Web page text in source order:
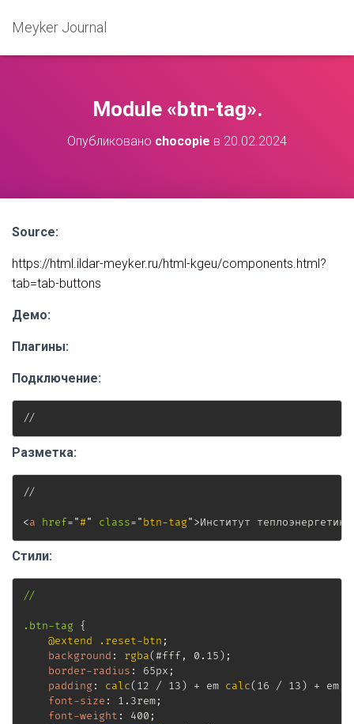
Meyker Journal
Module «btn-tag».
Опубликовано chocopie в 20.02.2024
Source:
https://html.ildar-meyker.ru/html-kgeu/components.html?
tab=tab-buttons
Демо:
Плагины:
Подключение:
//
Разметка:
//
<a href="#" class="btn-tag">Институт теплоэнергетики
Стили:
//
.btn-tag
{
@extend .reset-btn ;
background : rgba(#fff , 0.15 ) ;
border-radius : 65px ;
padding: calc( 12 / 13 ) + em calc( 16 / 13 ) + em
font-size : 1.3rem;
font-weight : 400 ;